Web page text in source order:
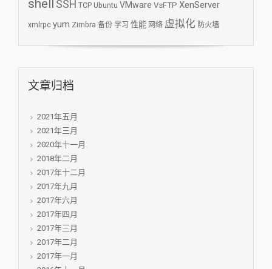
shell SSH TCP Ubuntu VMware VsFTP XenServer
xmlrpc yum Zimbra 备份 学习 性能 网络 虚拟化 防火墙
文章归档
2021年五月
2021年三月
2020年十一月
2018年二月
2017年十二月
2017年九月
2017年六月
2017年四月
2017年三月
2017年二月
2017年一月